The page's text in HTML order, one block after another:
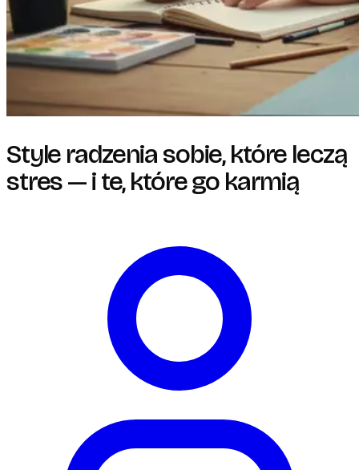
Style radzenia sobie, które leczą
stres — i te, które go karmią